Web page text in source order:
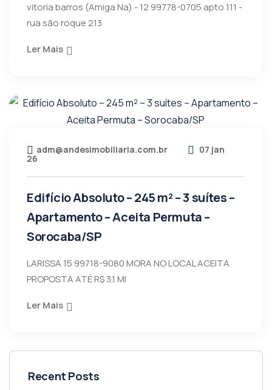
vitoria barros (Amiga Na) - 12 99778-0705 apto 111 -
rua são roque 213
Ler Mais
adm@andesimobiliaria.com.br 07 jan
26
Edifício Absoluto – 245 m² – 3 suítes –
Apartamento – Aceita Permuta –
Sorocaba/SP
LARISSA 15 99718-9080 MORA NO LOCAL ACEITA
PROPOSTA ATÉ R$ 3.1 MI
Ler Mais
Recent Posts